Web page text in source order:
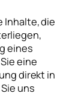
Inhalte, die
eines
eine
direkt in
uns